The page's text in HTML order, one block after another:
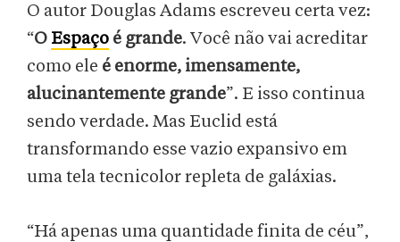
O autor Douglas Adams escreveu certa vez:
“O Espaço é grande. Você não vai acreditar
como ele é enorme, imensamente,
alucinantemente grande”. E isso continua
sendo verdade. Mas Euclid está
transformando esse vazio expansivo em
uma tela tecnicolor repleta de galáxias.
“Há apenas uma quantidade finita de céu”,